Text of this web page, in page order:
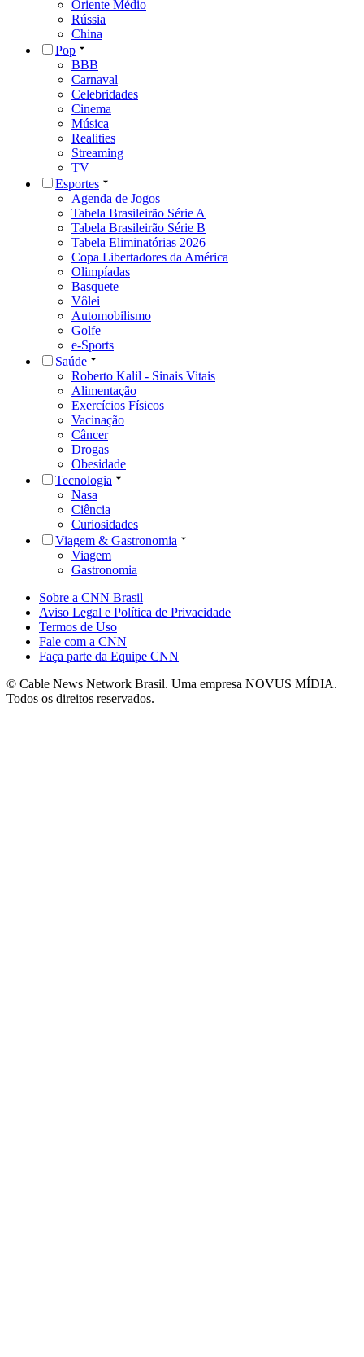
Oriente Médio
Rússia
China
Pop
BBB
Carnaval
Celebridades
Cinema
Música
Realities
Streaming
TV
Esportes
Agenda de Jogos
Tabela Brasileirão Série A
Tabela Brasileirão Série B
Tabela Eliminatórias 2026
Copa Libertadores da América
Olimpíadas
Basquete
Vôlei
Automobilismo
Golfe
e-Sports
Saúde
Roberto Kalil - Sinais Vitais
Alimentação
Exercícios Físicos
Vacinação
Câncer
Drogas
Obesidade
Tecnologia
Nasa
Ciência
Curiosidades
Viagem & Gastronomia
Viagem
Gastronomia
Sobre a CNN Brasil
Aviso Legal e Política de Privacidade
Termos de Uso
Fale com a CNN
Faça parte da Equipe CNN
© Cable News Network Brasil. Uma empresa NOVUS MÍDIA.
Todos os direitos reservados.